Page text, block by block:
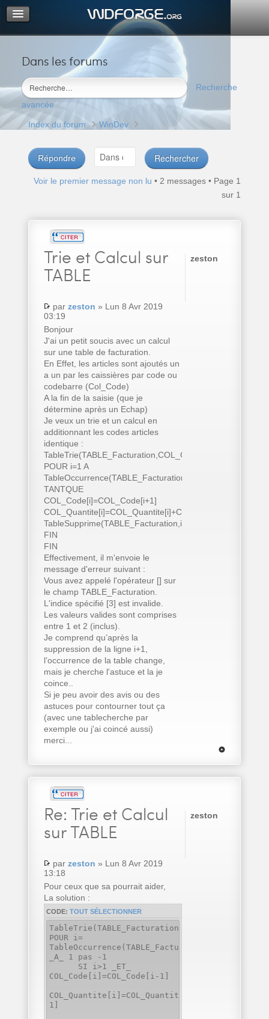
Dans les forums
Recherche
avancée
Portail
Index du forum
M’enregistrer
Connexion
Index du forum WinDev
Répondre
Voir le premier message non lu • 2 messages • Page 1
sur 1
Trie et Calcul sur
TABLE
par zeston » Lun 8 Avr 2019
03:19
Bonjour
J'ai un petit soucis avec un calcul
sur une table de facturation.
En Effet, les articles sont ajoutés un
a un par les caissières par code ou
codebarre (Col_Code)
A la fin de la saisie (que je
détermine après un Echap)
Je veux un trie et un calcul en
additionnant les codes articles
identique :
TableTrie(TABLE_Facturation,COL_Code..Nom)
POUR i=1 A
TableOccurrence(TABLE_Facturation)
TANTQUE
COL_Code[i]=COL_Code[i+1]
COL_Quantite[i]=COL_Quantite[i]+COL_Quantite[i+1]
TableSupprime(TABLE_Facturation,i+1)
FIN
FIN
Effectivement, il m'envoie le
message d'erreur suivant :
Vous avez appelé l'opérateur [] sur
le champ TABLE_Facturation.
L'indice spécifié [3] est invalide.
Les valeurs valides sont comprises
entre 1 et 2 (inclus).
Je comprend qu’après la
suppression de la ligne i+1,
l’occurrence de la table change,
mais je cherche l'astuce et la je
coince..
Si je peu avoir des avis ou des
astuces pour contourner tout ça
(avec une tablecherche par
exemple ou j'ai coincé aussi)
merci...
zeston
Re: Trie et Calcul
sur TABLE
par zeston » Lun 8 Avr 2019
13:18
Pour ceux que sa pourrait aider,
La solution :
CODE: TOUT SÉLECTIONNER
TableTrie(TABLE_Facturation,COL_Code..Nom)
POUR i=
TableOccurrence(TABLE_Facturation)
_A_ 1 pas -1
SI i>1 _ET_
COL_Code[i]=COL_Code[i-1]
1]
zeston